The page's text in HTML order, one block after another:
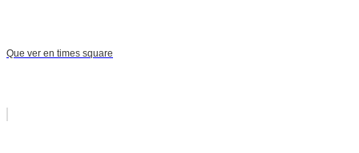
Que ver en times square